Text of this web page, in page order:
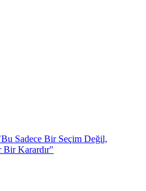
Sadece Bir Seçim Değil,
Bir Karardır"